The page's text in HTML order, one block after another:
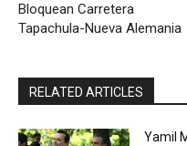
Bloquean Carretera
Tapachula-Nueva Alemania
RELATED ARTICLES
Yamil